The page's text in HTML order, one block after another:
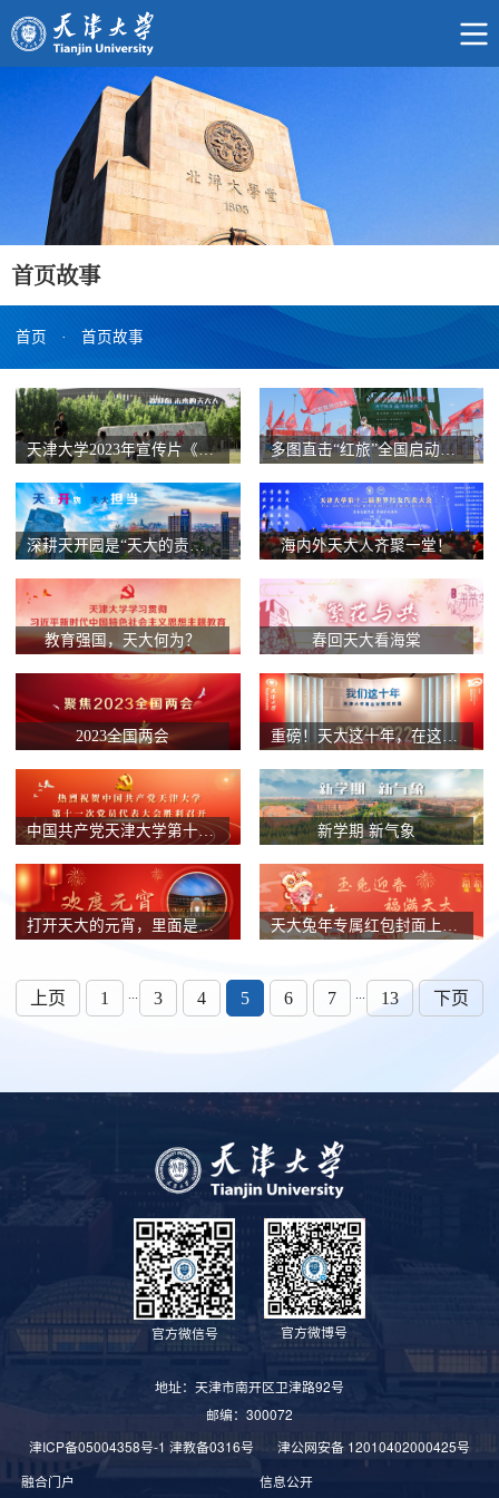
首页故事
首页 · 首页故事
天津大学2023年宣传片《没有围墙的教室》发布！ 多图直击“红旅”全国启动仪式！红色闪耀天大！
深耕天开园是“天大的责任”也是“天大的事”！ 海内外天大人齐聚一堂！
教育强国，天大何为？ 春回天大看海棠
2023全国两会
中国共产党天津大学第十一次党员代表大会 新学期 新气象
打开天大的元宵，里面是…… 天大兔年专属红包封面上线啦！
上页 1 3 4 5 6 7 13 下页
官方微信号 官方微博号
地址：天津市南开区卫津路92号
邮编：300072
津ICP备05004358号-1 津教备0316号 津公网安备 12010402000425号
融合门户 信息公开